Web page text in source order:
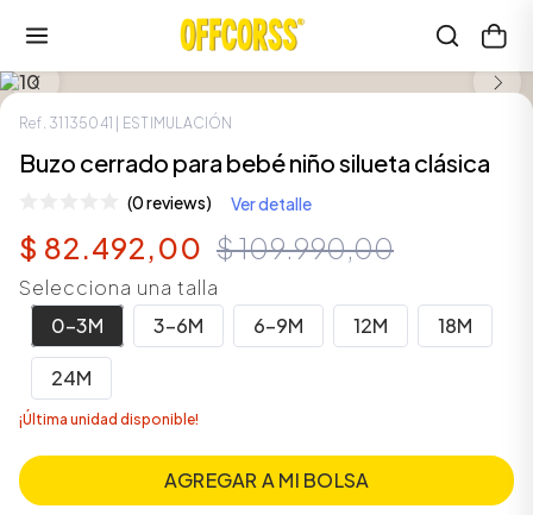
Ref. 31135041 | ESTIMULACIÓN
Buzo cerrado para bebé niño silueta clásica
(0 reviews) Ver detalle
$ 82.492,00 $109.990,00
Selecciona una talla
0-3M
3-6M 6-9M 12M 18M
24M
¡Última unidad disponible!
AGREGAR A MI BOLSA